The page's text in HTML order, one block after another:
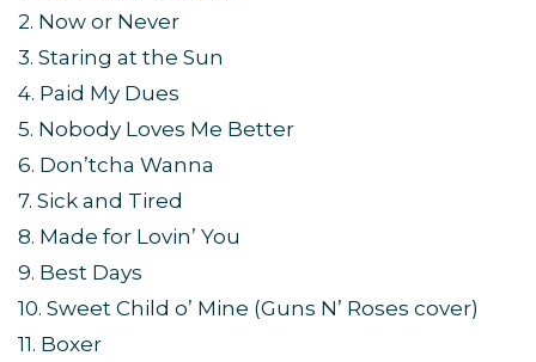
2. Now or Never
3. Staring at the Sun
4. Paid My Dues
5. Nobody Loves Me Better
6. Don’tcha Wanna
7. Sick and Tired
8. Made for Lovin’ You
9. Best Days
10. Sweet Child o’ Mine (Guns N’ Roses cover)
11. Boxer